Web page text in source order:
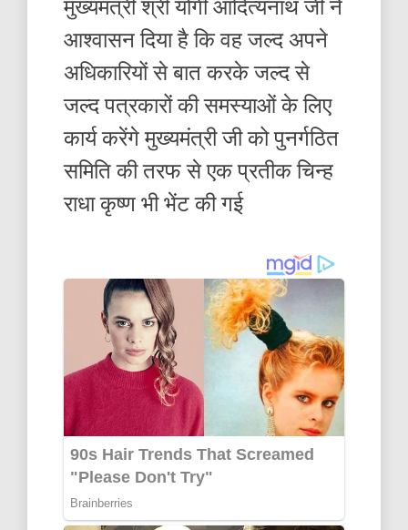
मुख्यमंत्री श्री योगी आदित्यनाथ जी ने
आश्वासन दिया है कि वह जल्द अपने
अधिकारियों से बात करके जल्द से
जल्द पत्रकारों की समस्याओं के लिए
कार्य करेंगे मुख्यमंत्री जी को पुनर्गठित
समिति की तरफ से एक प्रतीक चिन्ह
राधा कृष्ण भी भेंट की गई